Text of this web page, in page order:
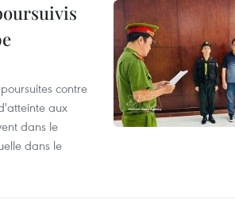
contre
aux
dans le
dans le